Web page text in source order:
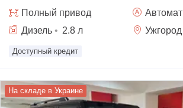
Полный привод
Автомат
Дизель • 2.8 л Ужгород
Доступный кредит
На складе в Украине